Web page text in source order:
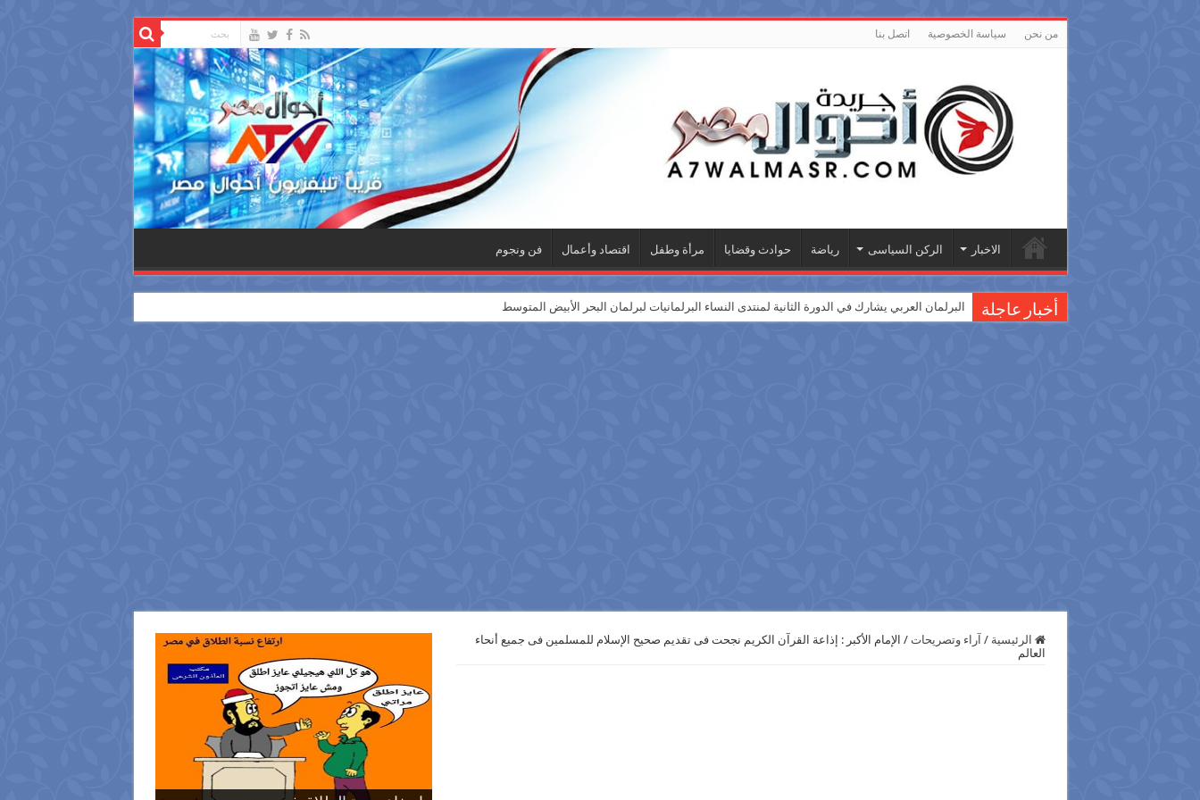
من نحن سياسة الخصوصية اتصل بنا
الاخبار الركن السياسى رياضة حوادث وقضايا مرأة وطفل اقتصاد وأعمال فن ونجوم
أخبار عاجلة البرلمان العربي يشارك في الدورة الثانية لمنتدى النساء البرلمانيات لبرلمان البحر الأبيض المتوسط
الرئيسية / آراء وتصريحات / الإمام الأكبر : ‏إذاعة القرآن الكريم‬ نجحت فى تقديم صحيح ‫‏الإسلام‬ للمسلمين فى جميع أنحاء
العالم